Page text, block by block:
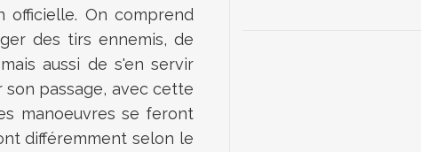
officielle. On comprend
des tirs ennemis, de
aussi de s'en servir
passage, avec cette
manoeuvres se feront
différemment selon le